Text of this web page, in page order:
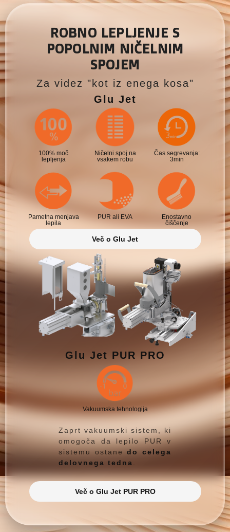
ROBNO LEPLJENJE S
POPOLNIM NIČELNIM
SPOJEM
Za videz "kot iz enega kosa"
Glu Jet
100% moč
lepljenja
Ničelni spoj na
vsakem robu
Čas segrevanja:
3min
Pametna menjava
lepila
PUR ali EVA
Enostavno
čiščenje
Več o Glu Jet
Glu Jet PUR PRO
Vakuumska tehnologija
Zaprt vakuumski sistem, ki
omogoča da lepilo PUR v
sistemu ostanedo celega
delovnega tedna
Več o Glu Jet PUR PRO